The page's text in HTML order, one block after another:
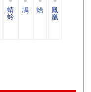
蜻
蛉
鳩 蛤 鳳
凰